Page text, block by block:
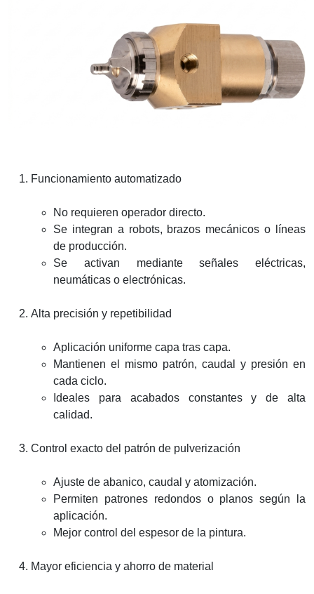
Funcionamiento automatizado
No requieren operador directo.
Se integran a robots, brazos mecánicos o líneas
de producción.
Se activan mediante señales eléctricas,
neumáticas o electrónicas.
Alta precisión y repetibilidad
Aplicación uniforme capa tras capa.
Mantienen el mismo patrón, caudal y presión en
cada ciclo.
Ideales para acabados constantes y de alta
calidad.
Control exacto del patrón de pulverización
Ajuste de abanico, caudal y atomización.
Permiten patrones redondos o planos según la
aplicación.
Mejor control del espesor de la pintura.
Mayor eficiencia y ahorro de material